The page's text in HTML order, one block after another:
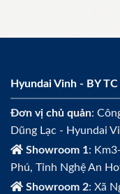
Hyundai Vinh - BY
Đơn vị chủ quản:
Dũng Lạc - Hyundai
Showroom 1:
Phú, Tỉnh Nghệ An
Showroom 2: Xã